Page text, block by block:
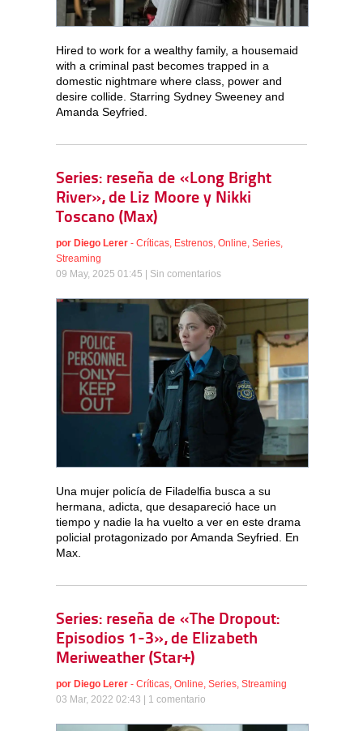
Hired to work for a wealthy family, a housemaid
with a criminal past becomes trapped in a
domestic nightmare where class, power and
desire collide. Starring Sydney Sweeney and
Amanda Seyfried.
Series: reseña de «Long Bright
River», de Liz Moore y Nikki
Toscano (Max)
por Diego Lerer - Críticas, Estrenos, Online, Series,
Streaming
09 May, 2025 01:45 | Sin comentarios
Una mujer policía de Filadelfia busca a su
hermana, adicta, que desapareció hace un
tiempo y nadie la ha vuelto a ver en este drama
policial protagonizado por Amanda Seyfried. En
Max.
Series: reseña de «The Dropout:
Episodios 1-3», de Elizabeth
Meriweather (Star+)
por Diego Lerer - Críticas, Online, Series, Streaming
03 Mar, 2022 02:43 | 1 comentario